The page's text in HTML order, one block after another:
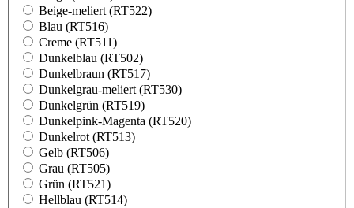
Beige-meliert (RT522)
Blau (RT516)
Creme (RT511)
Dunkelblau (RT502)
Dunkelbraun (RT517)
Dunkelgrau-meliert (RT530)
Dunkelgrün (RT519)
Dunkelpink-Magenta (RT520)
Dunkelrot (RT513)
Gelb (RT506)
Grau (RT505)
Grün (RT521)
Hellblau (RT514)